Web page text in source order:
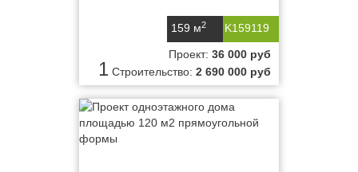
K159119
159 м2
1
Проект: 36 000 руб
Строительство: 2 690 000 руб